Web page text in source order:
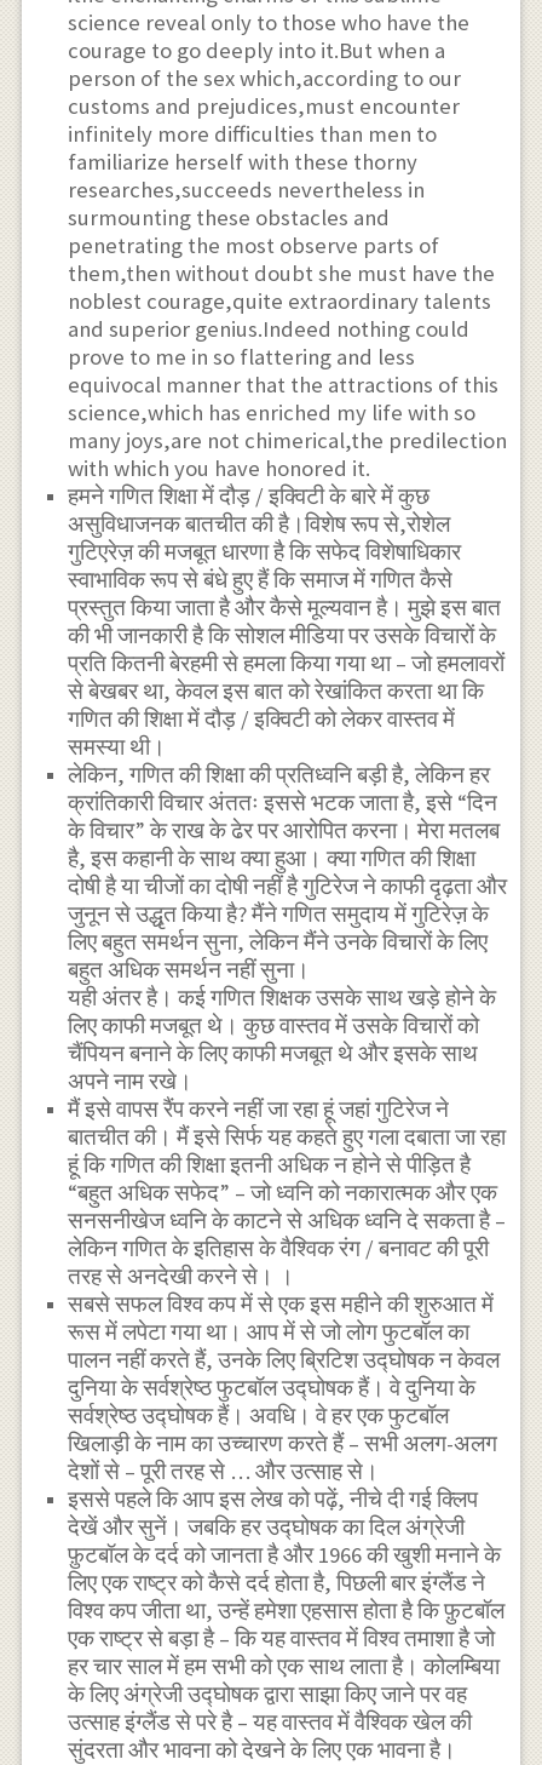
science reveal only to those who have the
courage to go deeply into it.But when a
person of the sex which,according to our
customs and prejudices,must encounter
infinitely more difficulties than men to
familiarize herself with these thorny
researches,succeeds nevertheless in
surmounting these obstacles and
penetrating the most observe parts of
them,then without doubt she must have the
noblest courage,quite extraordinary talents
and superior genius.Indeed nothing could
prove to me in so flattering and less
equivocal manner that the attractions of this
science,which has enriched my life with so
many joys,are not chimerical,the predilection
with which you have honored it.
हमने गणित शिक्षा में दौड़ / इक्विटी के बारे में कुछ
असुविधाजनक बातचीत की है।विशेष रूप से,रोशेल
गुटिएरेज़ की मजबूत धारणा है कि सफेद विशेषाधिकार
स्वाभाविक रूप से बंधे हुए हैं कि समाज में गणित कैसे
प्रस्तुत किया जाता है और कैसे मूल्यवान है। मुझे इस बात
की भी जानकारी है कि सोशल मीडिया पर उसके विचारों के
प्रति कितनी बेरहमी से हमला किया गया था – जो हमलावरों
से बेखबर था, केवल इस बात को रेखांकित करता था कि
गणित की शिक्षा में दौड़ / इक्विटी को लेकर वास्तव में
समस्या थी।
लेकिन, गणित की शिक्षा की प्रतिध्वनि बड़ी है, लेकिन हर
क्रांतिकारी विचार अंततः इससे भटक जाता है, इसे “दिन
के विचार” के राख के ढेर पर आरोपित करना। मेरा मतलब
है, इस कहानी के साथ क्या हुआ। क्या गणित की शिक्षा
दोषी है या चीजों का दोषी नहीं है गुटिरेज ने काफी दृढ़ता और
जुनून से उद्धृत किया है? मैंने गणित समुदाय में गुटिरेज़ के
लिए बहुत समर्थन सुना, लेकिन मैंने उनके विचारों के लिए
बहुत अधिक समर्थन नहीं सुना।
यही अंतर है। कई गणित शिक्षक उसके साथ खड़े होने के
लिए काफी मजबूत थे। कुछ वास्तव में उसके विचारों को
चैंपियन बनाने के लिए काफी मजबूत थे और इसके साथ
अपने नाम रखे।
मैं इसे वापस रैंप करने नहीं जा रहा हूं जहां गुटिरेज ने
बातचीत की। मैं इसे सिर्फ यह कहते हुए गला दबाता जा रहा
हूं कि गणित की शिक्षा इतनी अधिक न होने से पीड़ित है
“बहुत अधिक सफेद” – जो ध्वनि को नकारात्मक और एक
सनसनीखेज ध्वनि के काटने से अधिक ध्वनि दे सकता है –
लेकिन गणित के इतिहास के वैश्विक रंग / बनावट की पूरी
तरह से अनदेखी करने से। ।
सबसे सफल विश्व कप में से एक इस महीने की शुरुआत में
रूस में लपेटा गया था। आप में से जो लोग फुटबॉल का
पालन नहीं करते हैं, उनके लिए ब्रिटिश उद्घोषक न केवल
दुनिया के सर्वश्रेष्ठ फुटबॉल उद्घोषक हैं। वे दुनिया के
सर्वश्रेष्ठ उद्घोषक हैं। अवधि। वे हर एक फुटबॉल
खिलाड़ी के नाम का उच्चारण करते हैं – सभी अलग-अलग
देशों से – पूरी तरह से … और उत्साह से।
इससे पहले कि आप इस लेख को पढ़ें, नीचे दी गई क्लिप
देखें और सुनें। जबकि हर उद्घोषक का दिल अंग्रेजी
फ़ुटबॉल के दर्द को जानता है और 1966 की खुशी मनाने के
लिए एक राष्ट्र को कैसे दर्द होता है, पिछली बार इंग्लैंड ने
विश्व कप जीता था, उन्हें हमेशा एहसास होता है कि फ़ुटबॉल
एक राष्ट्र से बड़ा है – कि यह वास्तव में विश्व तमाशा है जो
हर चार साल में हम सभी को एक साथ लाता है। कोलम्बिया
के लिए अंग्रेजी उद्घोषक द्वारा साझा किए जाने पर वह
उत्साह इंग्लैंड से परे है – यह वास्तव में वैश्विक खेल की
सुंदरता और भावना को देखने के लिए एक भावना है।